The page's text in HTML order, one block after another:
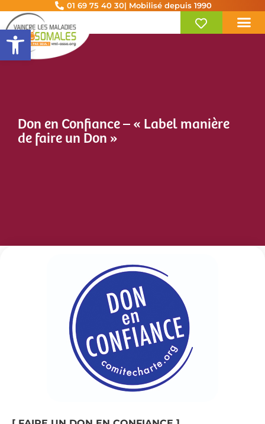
Ouvrir la barre d’outils
01 69 75 40 30| Mobilisé depuis 1990
Don en Confiance – « Label manière
de faire un Don »